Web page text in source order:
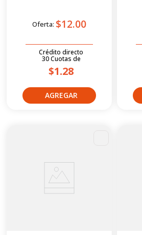
Oferta: $12.00
Crédito directo
30Cuotas de
$1.28